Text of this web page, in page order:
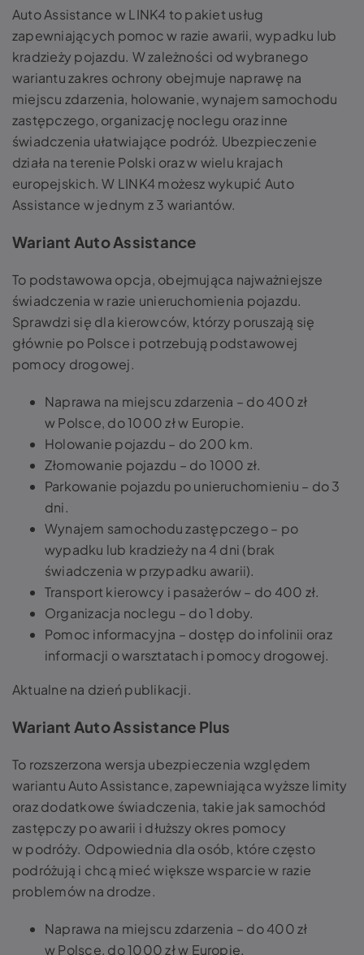
Auto Assistance w LINK4 to pakiet usług
zapewniających pomoc w razie awarii, wypadku lub
kradzieży pojazdu. W zależności od wybranego
wariantu zakres ochrony obejmuje naprawę na
miejscu zdarzenia, holowanie, wynajem samochodu
zastępczego, organizację noclegu oraz inne
świadczenia ułatwiające podróż. Ubezpieczenie
działa na terenie Polski oraz w wielu krajach
europejskich. W LINK4 możesz wykupić Auto
Assistance w jednym z 3 wariantów.
Wariant Auto Assistance
To podstawowa opcja, obejmująca najważniejsze
świadczenia w razie unieruchomienia pojazdu.
Sprawdzi się dla kierowców, którzy poruszają się
głównie po Polsce i potrzebują podstawowej
pomocy drogowej.
Naprawa na miejscu zdarzenia – do 400 zł
w Polsce, do 1000 zł w Europie.
Holowanie pojazdu – do 200 km.
Złomowanie pojazdu – do 1000 zł.
Parkowanie pojazdu po unieruchomieniu – do 3
dni.
Wynajem samochodu zastępczego – po
wypadku lub kradzieży na 4 dni (brak
świadczenia w przypadku awarii).
Transport kierowcy i pasażerów – do 400 zł.
Organizacja noclegu – do 1 doby.
Pomoc informacyjna – dostęp do infolinii oraz
informacji o warsztatach i pomocy drogowej.
Aktualne na dzień publikacji.
Wariant Auto Assistance Plus
To rozszerzona wersja ubezpieczenia względem
wariantu Auto Assistance, zapewniająca wyższe limity
oraz dodatkowe świadczenia, takie jak samochód
zastępczy po awarii i dłuższy okres pomocy
w podróży. Odpowiednia dla osób, które często
podróżują i chcą mieć większe wsparcie w razie
problemów na drodze.
Naprawa na miejscu zdarzenia – do 400 zł
w Polsce, do 1000 zł w Europie.